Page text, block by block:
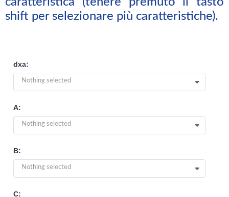
shift per selezionare più caratteristiche).
dxa:
Nothing selected
A:
Nothing selected
B:
Nothing selected
C: